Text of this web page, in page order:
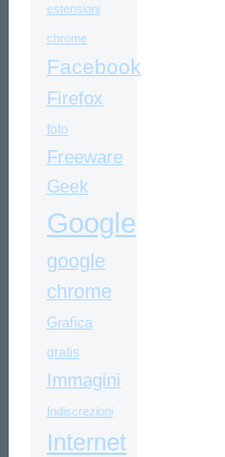
estensioni
chrome
Facebook
Firefox
foto
Freeware
Geek
Google
google
chrome
Grafica
gratis
Immagini
Indiscrezioni
Internet